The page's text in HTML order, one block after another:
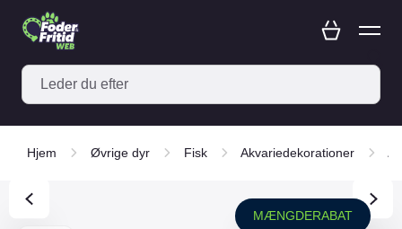
Hjem Øvrige dyr Fisk Akvariedekorationer
MÆNGDERABAT